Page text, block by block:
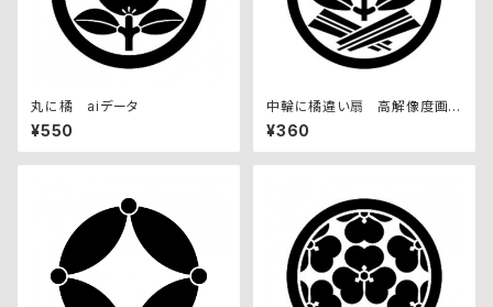
丸に橘 aiデータ
¥550
中輪に橘違い扇 高解像度画
像セット
¥360